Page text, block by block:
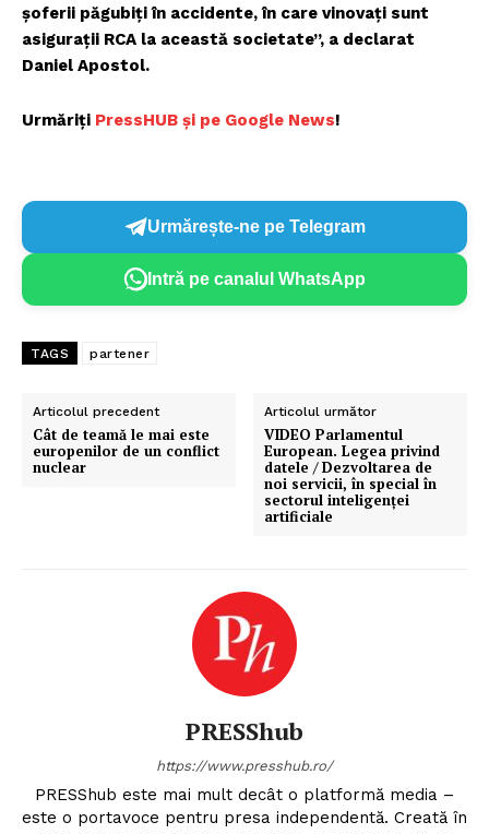
șoferii păgubiți în accidente, în care vinovați sunt
asigurații RCA la această societate”, a declarat
Daniel Apostol.
Urmăriți PressHUB și pe Google News!
Urmărește-ne pe Telegram
Intră pe canalul WhatsApp
TAGS partener
Articolul precedent
Cât de teamă le mai este
europenilor de un conflict
nuclear
Articolul următor
VIDEO Parlamentul
European. Legea privind
datele / Dezvoltarea de
noi servicii, în special în
sectorul inteligenței
artificiale
PRESShub
https://www.presshub.ro/
PRESShub este mai mult decât o platformă media –
este o portavoce pentru presa independentă. Creată în